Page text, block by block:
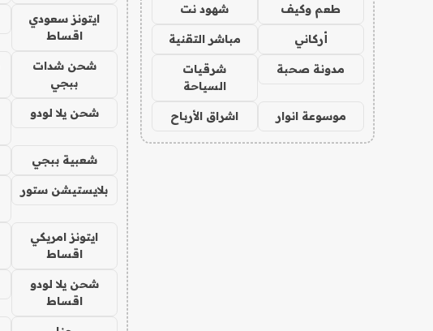
طعم وكيف شهود نت
أركاني مباشر التقنية
مدونة صحبة
شرقيات
السياحة
موسوعة انوار اشراق الأرباح
ايتونز سعودي
اقساط
شحن شدات
ببجي
شحن يلا لودو
شعبية ببجي
بلايستيشن ستور
ايتونز امريكي
اقساط
شحن يلا لودو
اقساط